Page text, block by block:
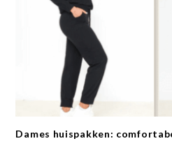
Dames huispakken: